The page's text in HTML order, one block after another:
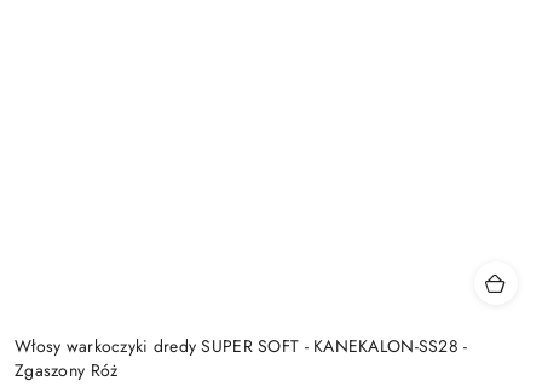
Włosy warkoczyki dredy SUPER SOFT - KANEKALON-SS28 -
Zgaszony Róż